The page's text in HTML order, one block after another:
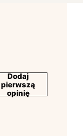
Dodaj
pierwszą
opinię